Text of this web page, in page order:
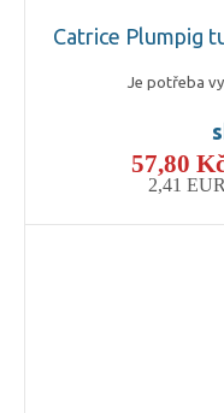
Catrice Plumpig
Je potřeba
57,80
2,41 EUR